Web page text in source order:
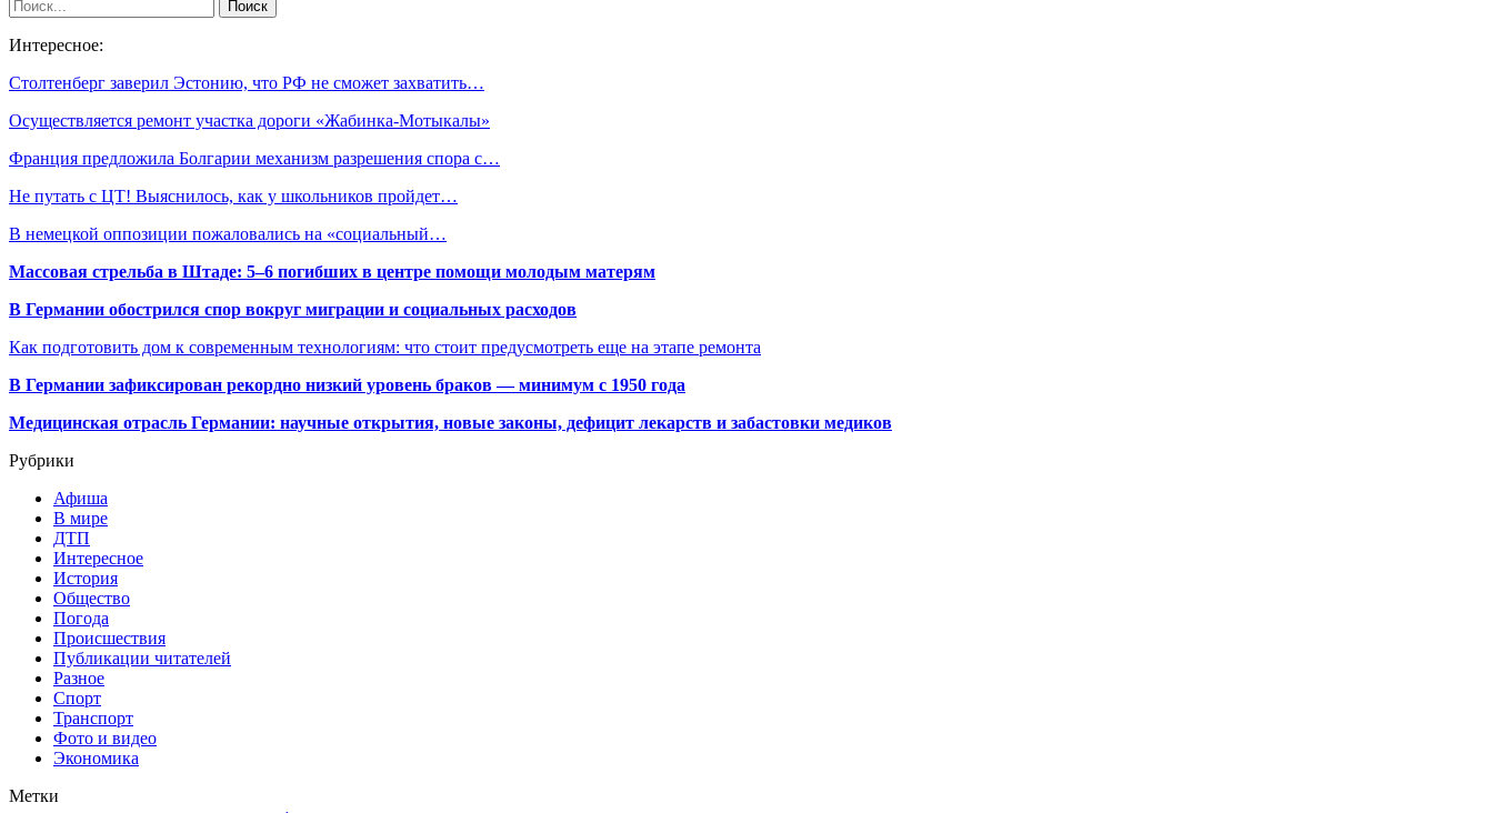
Интересное:
Столтенберг заверил Эстонию, что РФ не сможет захватить…
Осуществляется ремонт участка дороги «Жабинка-Мотыкалы»
Франция предложила Болгарии механизм разрешения спора с…
Не путать с ЦТ! Выяснилось, как у школьников пройдет…
В немецкой оппозиции пожаловались на «социальный…
Массовая стрельба в Штаде: 5–6 погибших в центре помощи молодым матерям
В Германии обострился спор вокруг миграции и социальных расходов
Как подготовить дом к современным технологиям: что стоит предусмотреть еще на этапе ремонта
В Германии зафиксирован рекордно низкий уровень браков — минимум с 1950 года
Медицинская отрасль Германии: научные открытия, новые законы, дефицит лекарств и забастовки медиков
Рубрики
Афиша
В мире
ДТП
Интересное
История
Общество
Погода
Происшествия
Публикации читателей
Разное
Спорт
Транспорт
Фото и видео
Экономика
Метки